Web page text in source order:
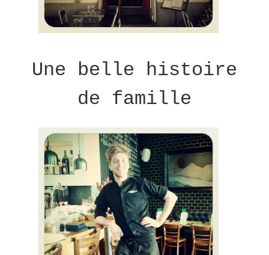
Une belle histoire
de famille